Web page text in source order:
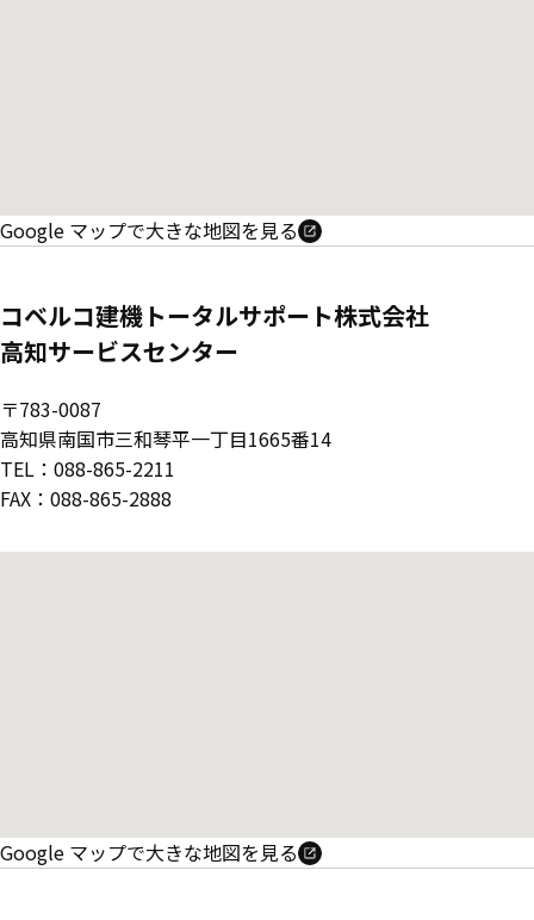
Google マップで大きな地図を見る
コベルコ建機トータルサポート株式会社
高知サービスセンター
〒783-0087
高知県南国市三和琴平一丁目1665番14
TEL：088-865-2211
FAX：088-865-2888
Google マップで大きな地図を見る